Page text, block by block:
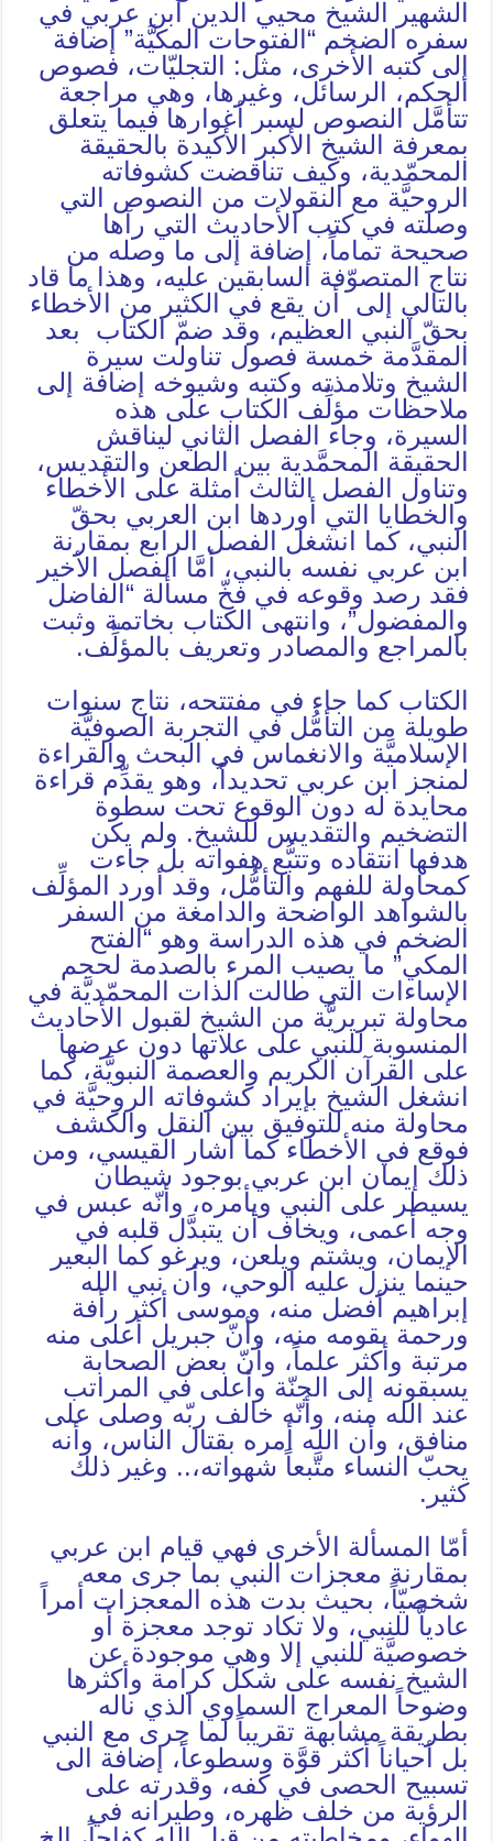
الشهير الشيخ محيي الدين ابن عربي في
سفره الضخم “الفتوحات المكيَّة” إضافة
إلى كتبه الأخرى، مثل: التجليّات، فصوص
الحكم، الرسائل، وغيرها، وهي مراجعة
تتأمَّل النصوص لسبر أغوارها فيما يتعلق
بمعرفة الشيخ الأكبر الأكيدة بالحقيقة
المحمّدية، وكيف تناقضت كشوفاته
الروحيَّة مع النقولات من النصوص التي
وصلته في كتب الأحاديث التي رآها
صحيحة تماماً، إضافة إلى ما وصله من
نتاج المتصوّفة السابقين عليه، وهذا ما قاد
بالتالي إلى أن يقع في الكثير من الأخطاء
بحقّ النبي العظيم، وقد ضمّ الكتاب بعد
المقدَّمة خمسة فصول تناولت سيرة
الشيخ وتلامذته وكتبه وشيوخه إضافة إلى
ملاحظات مؤلِّف الكتاب على هذه
السيرة، وجاء الفصل الثاني ليناقش
الحقيقة المحمَّدية بين الطعن والتقديس،
وتناول الفصل الثالث أمثلة على الأخطاء
والخطايا التي أوردها ابن العربي بحقّ
النبي، كما انشغل الفصل الرابع بمقارنة
ابن عربي نفسه بالنبي، أمَّا الفصل الأخير
فقد رصد وقوعه في فخّ مسألة “الفاضل
والمفضول”، وانتهى الكتاب بخاتمة وثبت
بالمراجع والمصادر وتعريف بالمؤلِّف.
الكتاب كما جاء في مفتتحه، نتاج سنوات
طويلة من التأمُّل في التجربة الصوفيَّة
الإسلاميَّة والانغماس في البحث والقراءة
لمنجز ابن عربي تحديداً، وهو يقدِّم قراءة
محايدة له دون الوقوع تحت سطوة
التضخيم والتقديس للشيخ. ولم يكن
هدفها انتقاده وتتبُّع هفواته بل جاءت
كمحاولة للفهم والتأمُّل، وقد أورد المؤلِّف
بالشواهد الواضحة والدامغة من السفر
الضخم في هذه الدراسة وهو “الفتح
المكي” ما يصيب المرء بالصدمة لحجم
الإساءات التي طالت الذات المحمّديَّة في
محاولة تبريريَّة من الشيخ لقبول الأحاديث
المنسوبة للنبي على علاتها دون عرضها
على القرآن الكريم والعصمة النبويَّة، كما
انشغل الشيخ بإيراد كشوفاته الروحيَّة في
محاولة منه للتوفيق بين النقل والكشف
فوقع في الأخطاء كما أشار القيسي، ومن
ذلك إيمان ابن عربي بوجود شيطان
يسيطر على النبي ويأمره، وأنّه عبس في
وجه أعمى، ويخاف أن يتبدَّل قلبه في
الإيمان، ويشتم ويلعن، ويرغو كما البعير
حينما ينزل عليه الوحي، وأن نبي الله
إبراهيم أفضل منه، وموسى أكثر رأفة
ورحمة بقومه منه، وأنّ جبريل أعلى منه
مرتبة وأكثر علماً، وأنّ بعض الصحابة
يسبقونه إلى الجنّة وأعلى في المراتب
عند الله منه، وأنّه خالف ربّه وصلى على
منافق، وأن الله أمره بقتال الناس، وأنه
يحبّ النساء متَّبعاً شهواته،.. وغير ذلك
كثير.
أمّا المسألة الأخرى فهي قيام ابن عربي
بمقارنة معجزات النبي بما جرى معه
شخصيّاً، بحيث بدت هذه المعجزات أمراً
عادياًّ للنبي، ولا تكاد توجد معجزة أو
خصوصيَّة للنبي إلا وهي موجودة عن
الشيخ نفسه على شكل كرامة وأكثرها
وضوحاً المعراج السماوي الذي ناله
بطريقة مشابهة تقريباً لما جرى مع النبي
بل أحياناً أكثر قوَّة وسطوعاً، إضافة الى
تسبيح الحصى في كفه، وقدرته على
الرؤية من خلف ظهره، وطيرانه في